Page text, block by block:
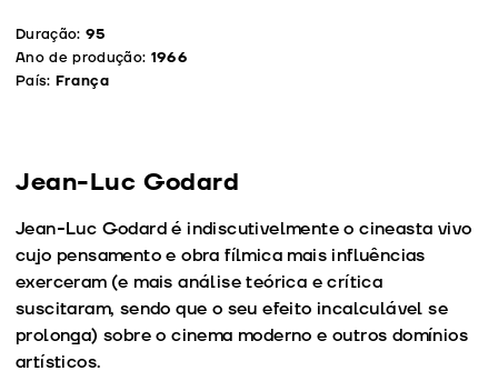
Duração: 95
Ano de produção: 1966
País: França
Jean-Luc Godard
Jean-Luc Godard é indiscutivelmente o cineasta vivo
cujo pensamento e obra fílmica mais influências
exerceram (e mais análise teórica e crítica
suscitaram, sendo que o seu efeito incalculável se
prolonga) sobre o cinema moderno e outros domínios
artísticos.